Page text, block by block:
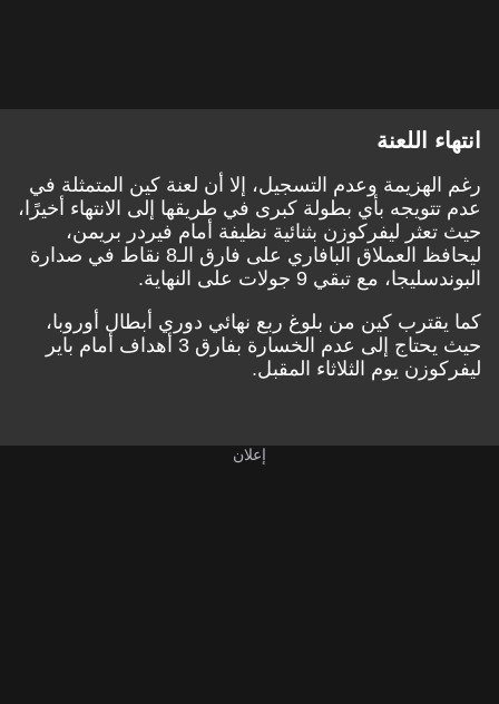
انتهاء اللعنة
رغم الهزيمة وعدم التسجيل، إلا أن لعنة كين المتمثلة في
عدم تتويجه بأي بطولة كبرى في طريقها إلى الانتهاء أخيرًا،
حيث تعثر ليفركوزن بثنائية نظيفة أمام فيردر بريمن،
ليحافظ العملاق البافاري على فارق الـ8 نقاط في صدارة
البوندسليجا، مع تبقي 9 جولات على النهاية.
كما يقترب كين من بلوغ ربع نهائي دوري أبطال أوروبا،
حيث يحتاج إلى عدم الخسارة بفارق 3 أهداف أمام باير
ليفركوزن يوم الثلاثاء المقبل.